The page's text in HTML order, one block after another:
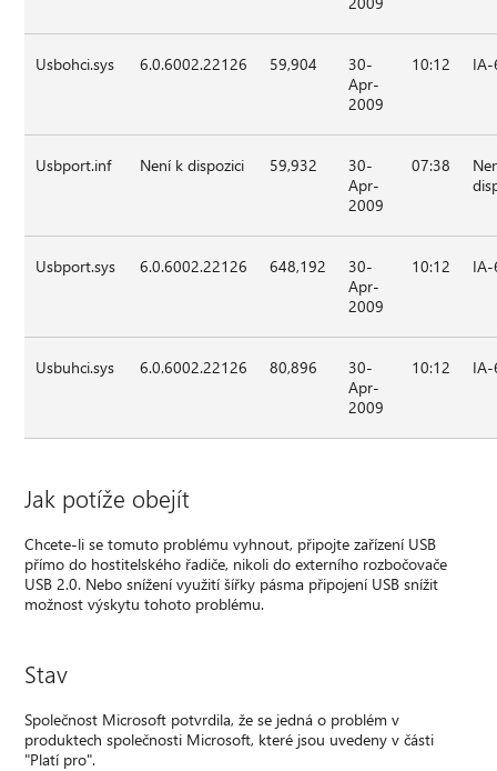
Usbohci.sys 6.0.6002.22126 59,904
30-
Apr-
2009
10:12
Usbport.inf Není k dispozici 59,932
30-
Apr-
2009
07:38
Usbport.sys 6.0.6002.22126 648,192
30-
Apr-
2009
10:12
Usbuhci.sys 6.0.6002.22126 80,896
30-
Apr-
2009
10:12
Jak potíže obejít
Chcete-li se tomuto problému vyhnout, připojte zařízení USB
přímo do hostitelského řadiče, nikoli do externího rozbočovače
USB 2.0. Nebo snížení využití šířky pásma připojení USB snížit
možnost výskytu tohoto problému.
Stav
Společnost Microsoft potvrdila, že se jedná o problém v
produktech společnosti Microsoft, které jsou uvedeny v části
"Platí pro".